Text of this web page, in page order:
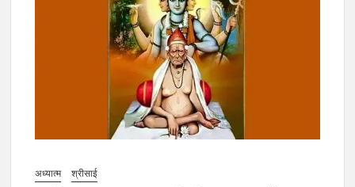
अध्यात्म श्रीसाई